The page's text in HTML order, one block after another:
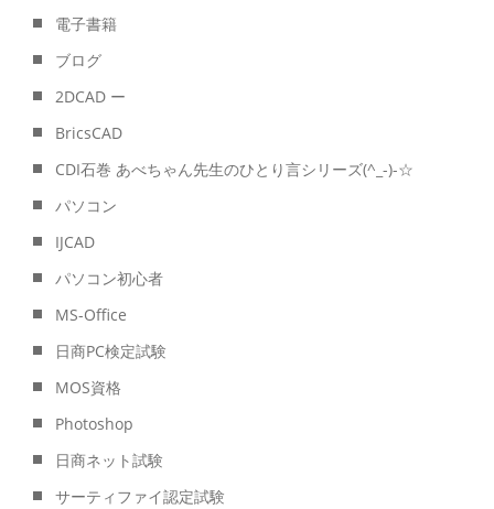
電子書籍
ブログ
2DCAD ー
BricsCAD
CDI石巻 あべちゃん先生のひとり言シリーズ(^_-)-☆
パソコン
IJCAD
パソコン初心者
MS-Office
日商PC検定試験
MOS資格
Photoshop
日商ネット試験
サーティファイ認定試験